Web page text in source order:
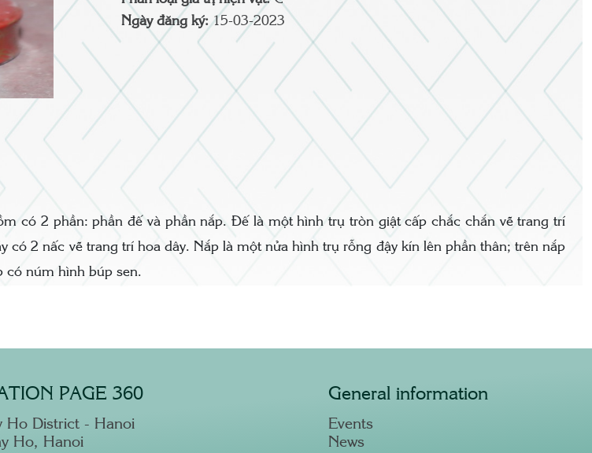
Ngày đăng ký:15-03-2023
có 2 phần: phần đế và phần nắp. Đế là một hình trụ tròn giật cấp chắc chắn vẽ trang trí
2 nấc vẽ trang trí hoa dây. Nắp là một nửa hình trụ rỗng đậy kín lên phần thân; trên nắp
có núm hình búp sen.
PAGE 360
Ho District - Hanoi
Ho, Hanoi
General information
Events
News